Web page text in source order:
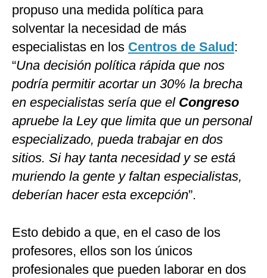
propuso una medida política para
solventar la necesidad de más
especialistas en los Centros de Salud:
“Una decisión política rápida que nos
podría permitir acortar un 30% la brecha
en especialistas sería que el Congreso
apruebe la Ley que limita que un personal
especializado, pueda trabajar en dos
sitios. Si hay tanta necesidad y se está
muriendo la gente y faltan especialistas,
deberían hacer esta excepción”.
Esto debido a que, en el caso de los
profesores, ellos son los únicos
profesionales que pueden laborar en dos